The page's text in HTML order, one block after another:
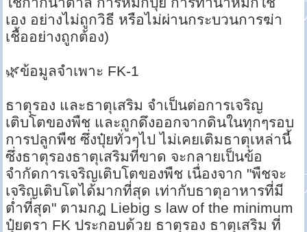
เอง อย่างไม่ถูกวิธี หรือไม่ผ่านกระบวนการฆ่า
เชื้ออย่างถูกต้อง)
🌿ข้อมูลจำเพาะ FK-1
ธาตุรอง และธาตุเสริม จำเป็นต่อการเจริญ
เติบโตของพืช และถูกดึงออกจากดินในทุกๆรอบ
การปลูกพืช ซึ่งปุ๋ยทั่วๆไป ไม่เคยเติมธาตุเหล่านี้
ซึ่งธาตุรองธาตุเสริมที่ขาด จะกลายเป็นข้อ
จำกัดการเจริญเติบโตของพืช เนื่องจาก "พืชจะ
เจริญเติบโตได้มากที่สุด เท่ากับธาตุอาหารที่มี
ต่ำที่สุด" ตามกฎ Liebig s law of the minimum
ปุ๋ยตรา FK ประกอบด้วย ธาตุรอง ธาตุเสริม ที่